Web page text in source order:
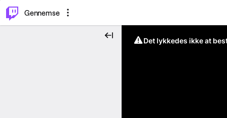
Gennemse
Det lykkedes ikke at